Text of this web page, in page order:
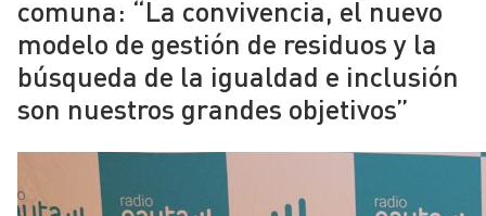
Lo Último Actualidad
Ciudad Economía
Radio en vivo Sostenibilidad
Entretención y Cultura
comuna: “La convivencia, el nuevo
modelo de gestión de residuos y la
búsqueda de la igualdad e inclusión
son nuestros grandes objetivos”